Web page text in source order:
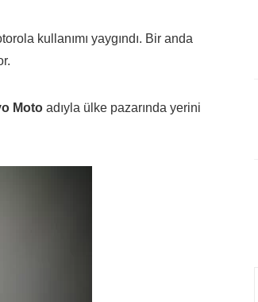
kullanımı yaygındı. Bir anda
Moto adıyla ülke pazarında yerini